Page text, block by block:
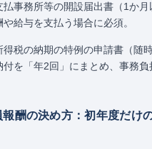
払事務所等の開設届出書（1か
や給与を支払う場合に必須。
得税の納期の特例の申請書（随
付を「年2回」にまとめ、事務負
報酬の決め方：初年度だけ